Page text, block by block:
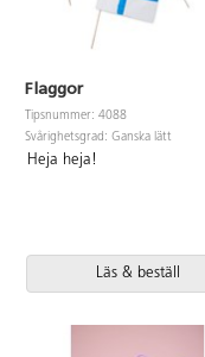
Flaggor
Tipsnummer: 4088
Svårighetsgrad: Ganska lätt
Heja heja!
Läs & beställ